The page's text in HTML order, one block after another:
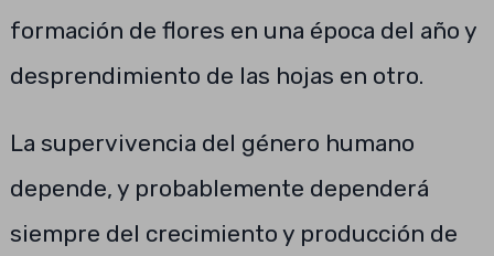
formación de flores en una época del año y
desprendimiento de las hojas en otro.
La supervivencia del género humano
depende, y probablemente dependerá
siempre del crecimiento y producción de